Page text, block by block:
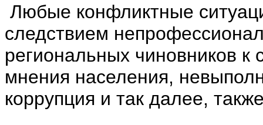
Любые конфликтные
следствием
региональных чиновников
мнения населения,
коррупция и так далее,